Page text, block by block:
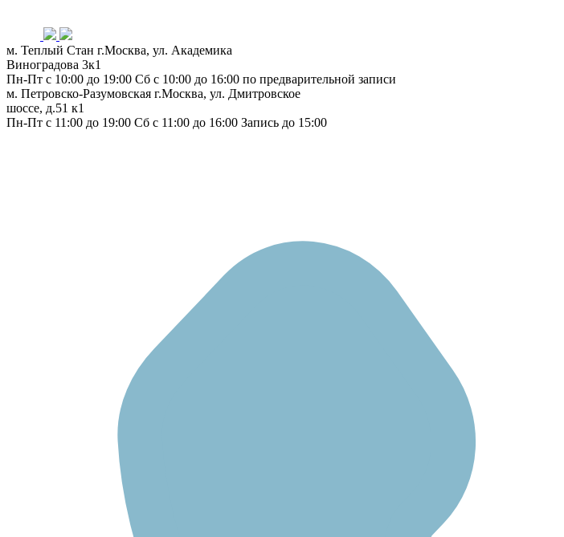
м. Теплый Стан г.Москва, ул. Академика
Виноградова 3к1
Пн-Пт с 10:00 до 19:00 Сб с 10:00 до 16:00 по предварительной записи
м. Петровско-Разумовская г.Москва, ул. Дмитровское
шоссе, д.51 к1
Пн-Пт с 11:00 до 19:00 Сб с 11:00 до 16:00 Запись до 15:00